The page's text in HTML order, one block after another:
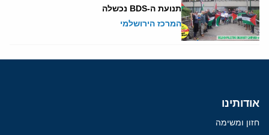
תנועת ה-BDS נכשלה
המרכז הירושלמי
אודותינו
חזון ומשימה